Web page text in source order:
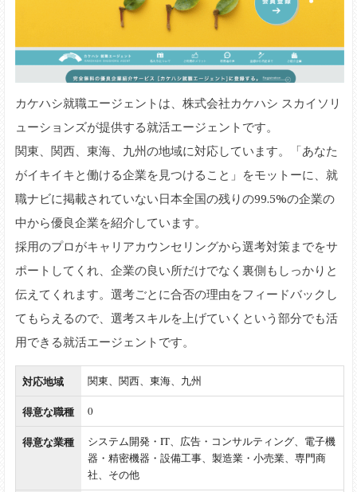
カケハシ就職エージェントは、株式会社カケハシ スカイソリ
ューションズが提供する就活エージェントです。
関東、関西、東海、九州の地域に対応しています。「あなた
がイキイキと働ける企業を見つけること」をモットーに、就
職ナビに掲載されていない日本全国の残りの99.5%の企業の
中から優良企業を紹介しています。
採用のプロがキャリアカウンセリングから選考対策までをサ
ポートしてくれ、企業の良い所だけでなく裏側もしっかりと
伝えてくれます。選考ごとに合否の理由をフィードバックし
てもらえるので、選考スキルを上げていくという部分でも活
用できる就活エージェントです。
対応地域 関東、関西、東海、九州
得意な職種 0
得意な業種
システム開発・IT、広告・コンサルティング、電子機
器・精密機器・設備工事、製造業・小売業、専門商
社、その他